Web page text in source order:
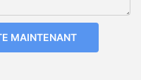
MAINTENANT